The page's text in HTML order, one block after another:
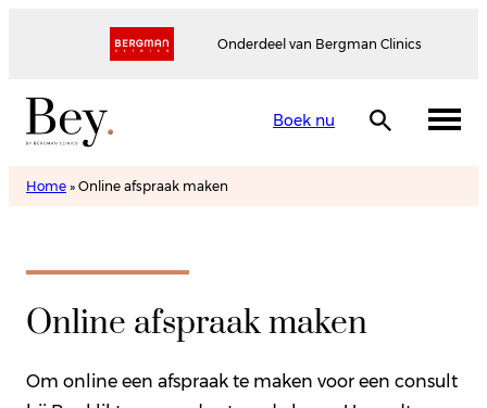
Onderdeel van Bergman Clinics
Boek nu
Home » Online afspraak maken
Online afspraak maken
Om online een afspraak te maken voor een consult